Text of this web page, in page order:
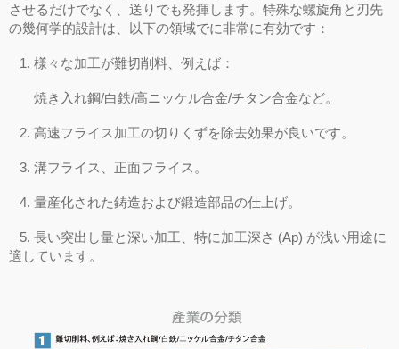
させるだけでなく、送りでも発揮します。特殊な螺旋角と刃先
の幾何学的設計は、以下の領域でに非常に有効です：
1. 様々な加工が難切削料、例えば：
焼き入れ鋼/白鉄/高ニッケル合金/チタン合金など。
2. 高速フライス加工の切りくずを除去効果が良いです。
3. 溝フライス、正面フライス。
4. 量産化された鋳造および鍛造部品の仕上げ。
5. 長い突出し量と深い加工、特に加工深さ (Ap) が浅い用途に
適しています。